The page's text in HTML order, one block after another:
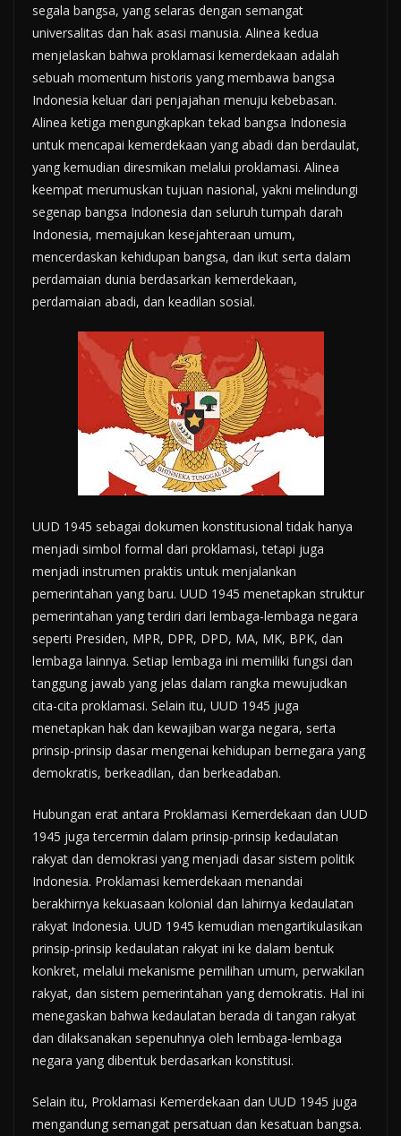
segala bangsa, yang selaras dengan semangat
universalitas dan hak asasi manusia. Alinea kedua
menjelaskan bahwa proklamasi kemerdekaan adalah
sebuah momentum historis yang membawa bangsa
Indonesia keluar dari penjajahan menuju kebebasan.
Alinea ketiga mengungkapkan tekad bangsa Indonesia
untuk mencapai kemerdekaan yang abadi dan berdaulat,
yang kemudian diresmikan melalui proklamasi. Alinea
keempat merumuskan tujuan nasional, yakni melindungi
segenap bangsa Indonesia dan seluruh tumpah darah
Indonesia, memajukan kesejahteraan umum,
mencerdaskan kehidupan bangsa, dan ikut serta dalam
perdamaian dunia berdasarkan kemerdekaan,
perdamaian abadi, dan keadilan sosial.
UUD 1945 sebagai dokumen konstitusional tidak hanya
menjadi simbol formal dari proklamasi, tetapi juga
menjadi instrumen praktis untuk menjalankan
pemerintahan yang baru. UUD 1945 menetapkan struktur
pemerintahan yang terdiri dari lembaga-lembaga negara
seperti Presiden, MPR, DPR, DPD, MA, MK, BPK, dan
lembaga lainnya. Setiap lembaga ini memiliki fungsi dan
tanggung jawab yang jelas dalam rangka mewujudkan
cita-cita proklamasi. Selain itu, UUD 1945 juga
menetapkan hak dan kewajiban warga negara, serta
prinsip-prinsip dasar mengenai kehidupan bernegara yang
demokratis, berkeadilan, dan berkeadaban.
Hubungan erat antara Proklamasi Kemerdekaan dan UUD
1945 juga tercermin dalam prinsip-prinsip kedaulatan
rakyat dan demokrasi yang menjadi dasar sistem politik
Indonesia. Proklamasi kemerdekaan menandai
berakhirnya kekuasaan kolonial dan lahirnya kedaulatan
rakyat Indonesia. UUD 1945 kemudian mengartikulasikan
prinsip-prinsip kedaulatan rakyat ini ke dalam bentuk
konkret, melalui mekanisme pemilihan umum, perwakilan
rakyat, dan sistem pemerintahan yang demokratis. Hal ini
menegaskan bahwa kedaulatan berada di tangan rakyat
dan dilaksanakan sepenuhnya oleh lembaga-lembaga
negara yang dibentuk berdasarkan konstitusi.
Selain itu, Proklamasi Kemerdekaan dan UUD 1945 juga
mengandung semangat persatuan dan kesatuan bangsa.